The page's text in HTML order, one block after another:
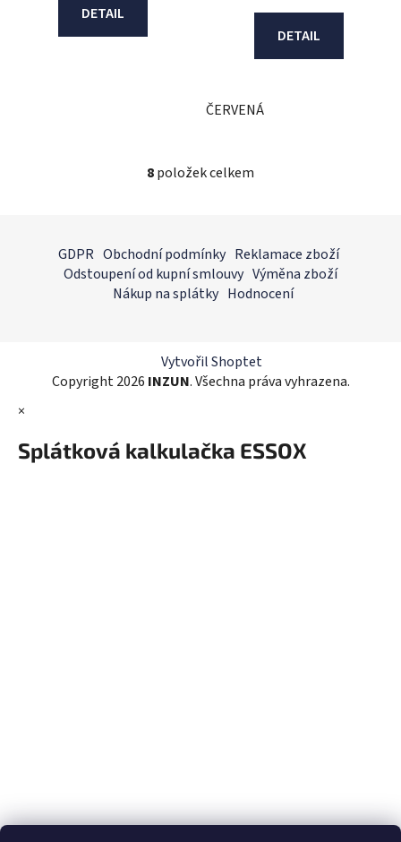
DETAIL
DETAIL
ČERVENÁ
O
d
a
c
r
v
v
ý
8položek celkem
GDPR Obchodní podmínky Reklamace zboží
Odstoupení od kupní smlouvy Výměna zboží
Nákup na splátky Hodnocení
Vytvořil Shoptet
Copyright 2026 INZUN. Všechna práva vyhrazena.
×
Splátková kalkulačka ESSOX